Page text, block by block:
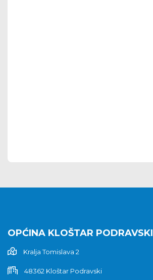
OPĆINA KLOŠTAR PODRAVSKI
Kralja Tomislava 2
48362 Kloštar Podravski